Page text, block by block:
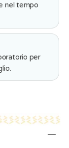
nel tempo
per